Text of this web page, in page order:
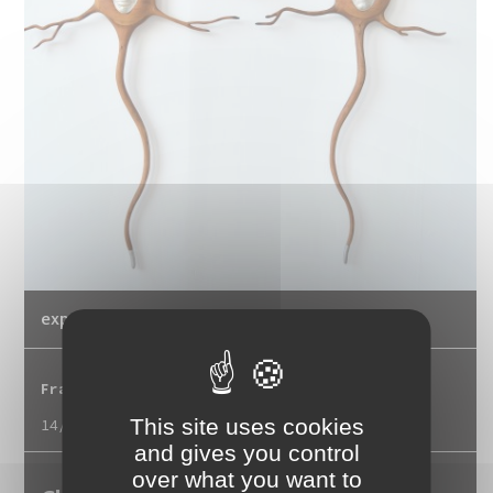
exposition collective
Frac Franche-Comté
14/06/2026 -03/01/2027
This site uses cookies
and gives you control
over what you want to